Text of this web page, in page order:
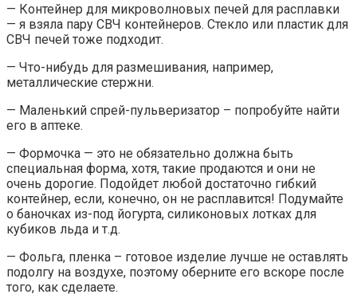
— Контейнер для микроволновых печей для расплавки
— я взяла пару СВЧ контейнеров. Стекло или пластик для
СВЧ печей тоже подходит.
— Что-нибудь для размешивания, например,
металлические стержни.
— Маленький спрей-пульверизатор – попробуйте найти
его в аптеке.
— Формочка — это не обязательно должна быть
специальная форма, хотя, такие продаются и они не
очень дорогие. Подойдет любой достаточно гибкий
контейнер, если, конечно, он не расплавится! Подумайте
о баночках из-под йогурта, силиконовых лотках для
кубиков льда и т.д.
— Фольга, пленка – готовое изделие лучше не оставлять
подолгу на воздухе, поэтому оберните его вскоре после
того, как сделаете.